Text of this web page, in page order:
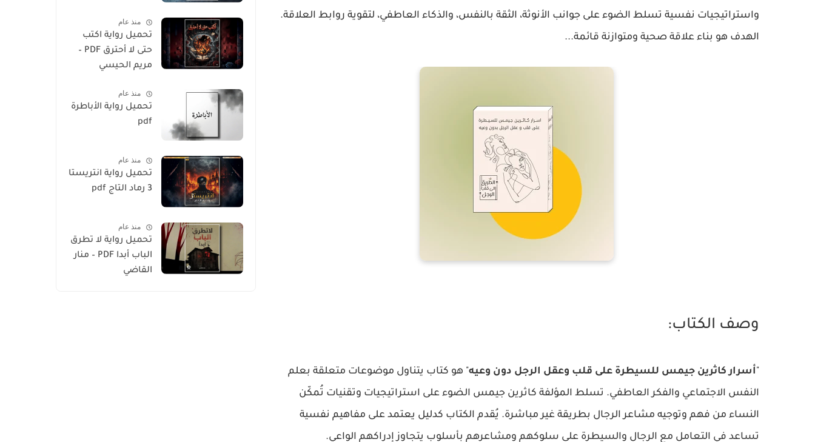
واستراتيجيات نفسية تسلط الضوء على جوانب الأنوثة، الثقة بالنفس، والذكاء العاطفي، لتقوية روابط العلاقة.
الهدف هو بناء علاقة صحية ومتوازنة قائمة...
وصف الكتاب:
"أسرار كاثرين جيمس للسيطرة على قلب وعقل الرجل دون وعيه" هو كتاب يتناول موضوعات متعلقة بعلم
النفس الاجتماعي والفكر العاطفي. تسلط المؤلفة كاثرين جيمس الضوء على استراتيجيات وتقنيات تُمكّن
النساء من فهم وتوجيه مشاعر الرجال بطريقة غير مباشرة. يُقدم الكتاب كدليل يعتمد على مفاهيم نفسية
تساعد في التعامل مع الرجال والسيطرة على سلوكهم ومشاعرهم بأسلوب يتجاوز إدراكهم الواعي.
منذ عام
تحميل رواية اكتب
حتى لا أحترق PDF –
مريم الحيسي
منذ عام
تحميل رواية الأباطرة
pdf
منذ عام
تحميل رواية انتريستا
3 رماد التاج pdf
منذ عام
تحميل رواية لا تطرق
الباب أبدا PDF – منار
القاضي